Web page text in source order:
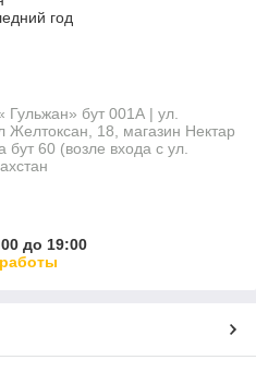
год
бут 001А | ул.
18, магазин Нектар
60 (возле входа с ул.
до 19:00